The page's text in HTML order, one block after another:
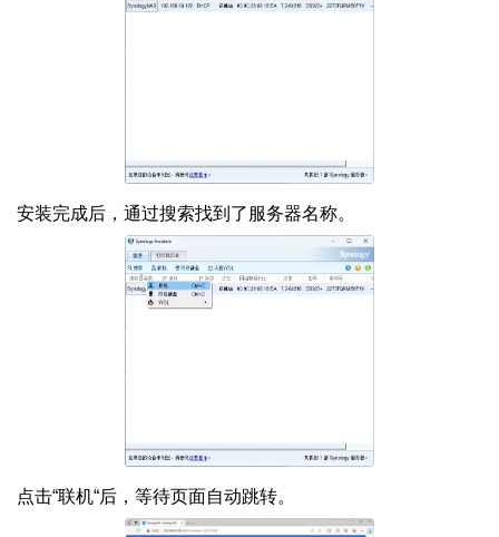
安装完成后，通过搜索找到了服务器名称。
点击“联机“后，等待页面自动跳转。